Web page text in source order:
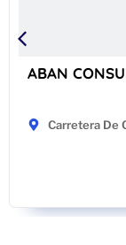
ABAN
Carretera De